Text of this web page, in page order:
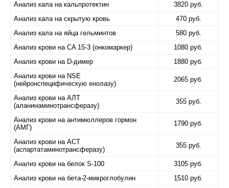
Анализ кала на кальпротектин
3820 руб.
Анализ кала на скрытую кровь
470 руб.
Анализ кала на яйца гельминтов
580 руб.
Анализ крови на CA 15-3 (онкомаркер)
1080 руб.
Анализ крови на D-димер
1880 руб.
Анализ крови на NSE
(нейронспецифическую енолазу)
2065 руб.
Анализ крови на АЛТ
(аланинаминотрансферазу)
355 руб.
Анализ крови на антимюллеров гормон
(АМГ)
1790 руб.
Анализ крови на АСТ
(аспартатаминотрансферазу)
355 руб.
Анализ крови на белок S-100
3105 руб.
Анализ крови на бета-2-микроглобулин
1510 руб.